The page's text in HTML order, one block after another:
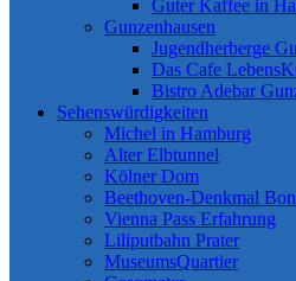
Guter Kaffee in
Gunzenhausen
Jugendherberge
Das Cafe
Bistro Adebar
Sehenswürdigkeiten
Michel in Hamburg
Alter Elbtunnel
Kölner Dom
Beethoven-Denkmal
Vienna Pass Erfahrung
Liliputbahn Prater
MuseumsQuartier